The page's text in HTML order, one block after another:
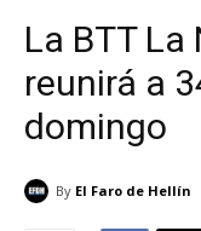
La BTT La
reunirá a
domingo
By El Faro de Hellín